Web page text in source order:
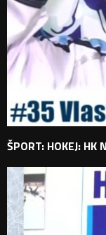
ŠPORT: HOKEJ: